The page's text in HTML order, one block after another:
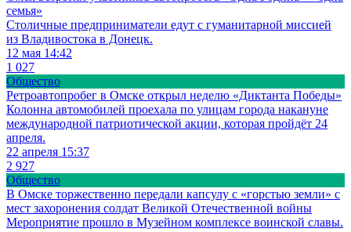
семья»
Столичные предприниматели едут с гуманитарной миссией
из Владивостока в Донецк.
12 мая 14:42
1 027
Общество
Ретроавтопробег в Омске открыл неделю «Диктанта Победы»
Колонна автомобилей проехала по улицам города накануне
международной патриотической акции, которая пройдёт 24
апреля.
22 апреля 15:37
2 927
Общество
В Омске торжественно передали капсулу с «горстью земли» с
мест захоронения солдат Великой Отечественной войны
Мероприятие прошло в Музейном комплексе воинской славы.